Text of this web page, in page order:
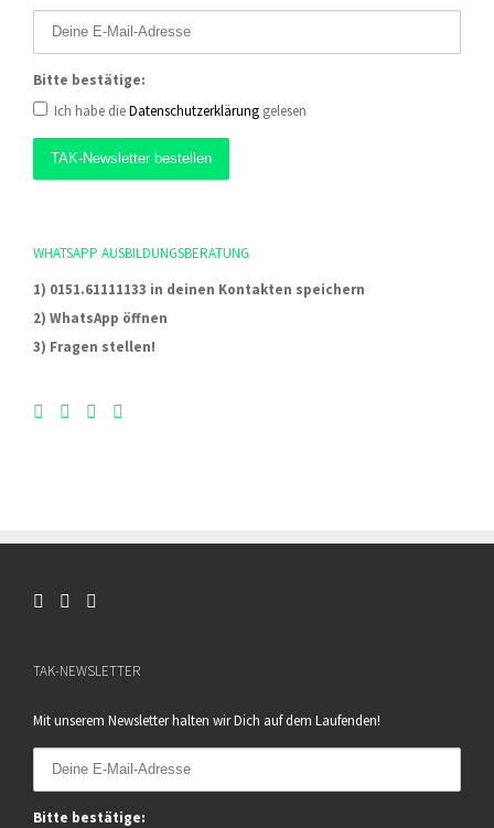
Bitte bestätige:
Ich habe dieDatenschutzerklärung gelesen
WHATSAPP AUSBILDUNGSBERATUNG
1) 0151.61111133 in deinen Kontakten speichern
2) WhatsApp öffnen
3) Fragen stellen!
TAK-NEWSLETTER
Mit unserem Newsletter halten wir Dich auf dem Laufenden!
Bitte bestätige: